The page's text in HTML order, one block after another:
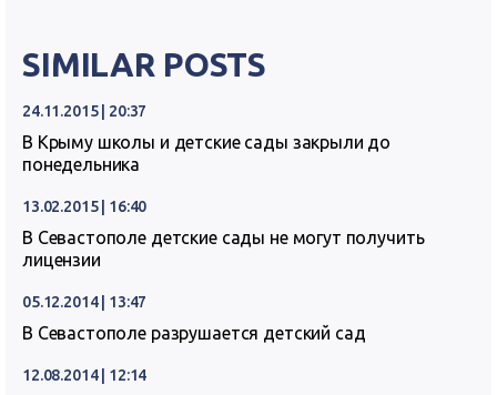
SIMILAR POSTS
24.11.2015 | 20:37
В Крыму школы и детские сады закрыли до
понедельника
13.02.2015 | 16:40
В Севастополе детские сады не могут получить
лицензии
05.12.2014 | 13:47
В Севастополе разрушается детский сад
12.08.2014 | 12:14